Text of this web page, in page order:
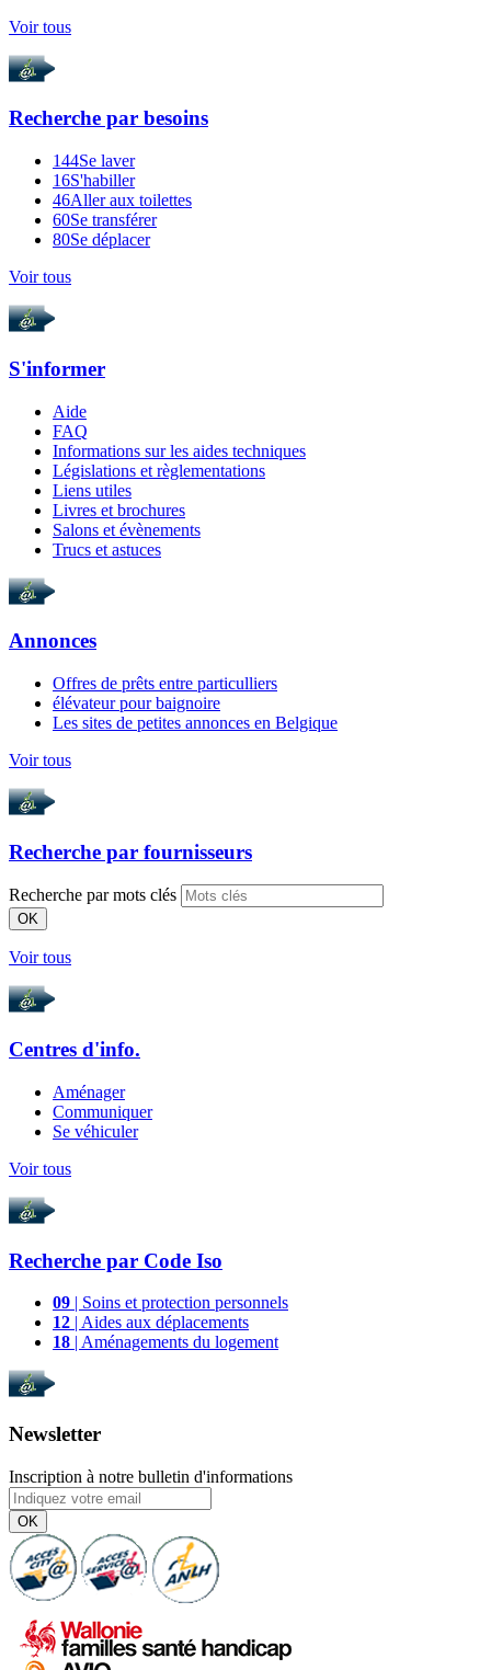
Voir tous
Recherche par besoins
144Se laver
16S'habiller
46Aller aux toilettes
60Se transférer
80Se déplacer
Voir tous
S'informer
Aide
FAQ
Informations sur les aides techniques
Législations et règlementations
Liens utiles
Livres et brochures
Salons et évènements
Trucs et astuces
Annonces
Offres de prêts entre particulliers
élévateur pour baignoire
Les sites de petites annonces en Belgique
Voir tous
Recherche par fournisseurs
Recherche par mots clés
OK
Voir tous
Centres d'info.
Aménager
Communiquer
Se véhiculer
Voir tous
Recherche par Code Iso
09 | Soins et protection personnels
12 | Aides aux déplacements
18 | Aménagements du logement
Newsletter
Inscription à notre bulletin d'informations
OK